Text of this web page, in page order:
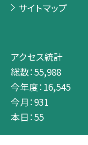
サイトマップ
アクセス統計
総数：55,988
今年度： 16,545
今月：931
本日：55